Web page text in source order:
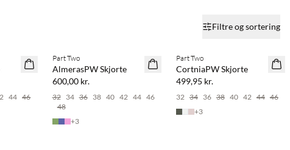
Filtre og sortering
44 46
NYHED
Part Two
AlmerasPW Skjorte
600,00 kr.
32 34 36 38 40 42 44 46
48
+3
NYHED
Part Two
CortniaPW Skjorte
499,95 kr.
32 34 36 38 40 42 44 46
+3